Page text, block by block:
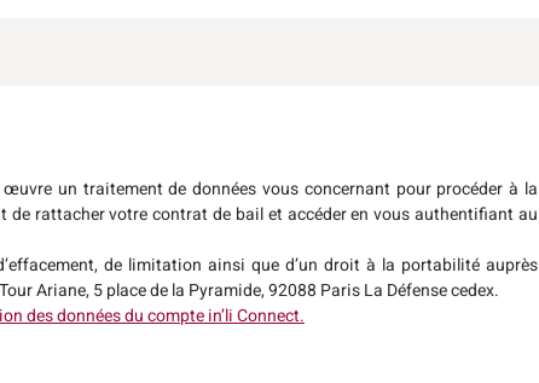
un traitement de données vous concernant pour procéder à la
de rattacher votre contrat de bail et accéder en vous authentifiant au
de limitation ainsi que d’un droit à la portabilité auprès
Ariane, 5 place de la Pyramide, 92088 Paris La Défense cedex.
des données du compte in’li Connect.